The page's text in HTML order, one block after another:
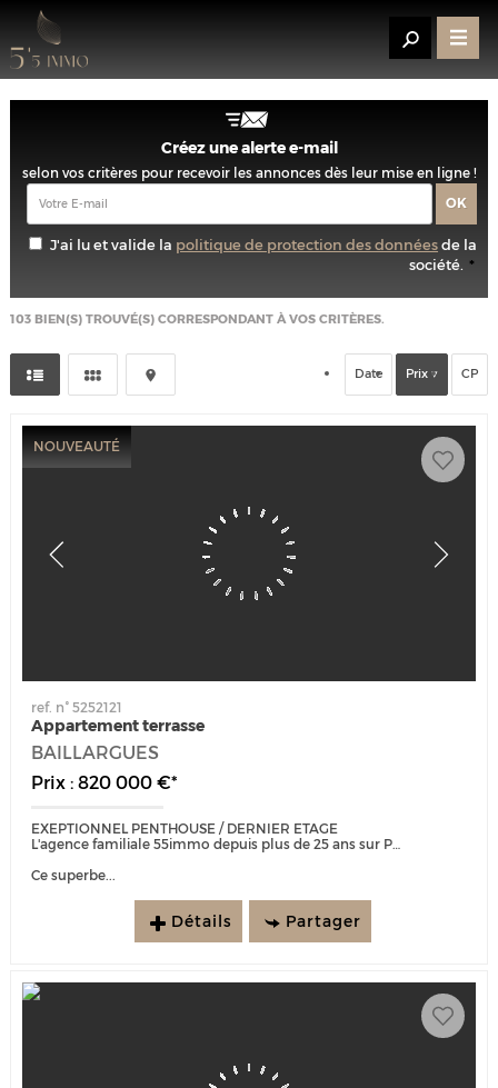
Créez une alerte e-mail
selon vos critères pour recevoir les annonces dès leur mise en ligne !
J'ai lu et valide la politique de protection des donnéesde la
société. *
103BIEN(S) TROUVÉ(S) CORRESPONDANT À VOS CRITÈRES.
Date Prix CP
NOUVEAUTÉ
ref. n° 5252121
Appartement terrasse
BAILLARGUES
Prix : 820 000 €*
EXEPTIONNEL PENTHOUSE / DERNIER ETAGE
L'agence familiale 55immo depuis plus de 25 ans sur Port Marianne est heureuse de vous présenter :
Ce superbe...
Détails Partager